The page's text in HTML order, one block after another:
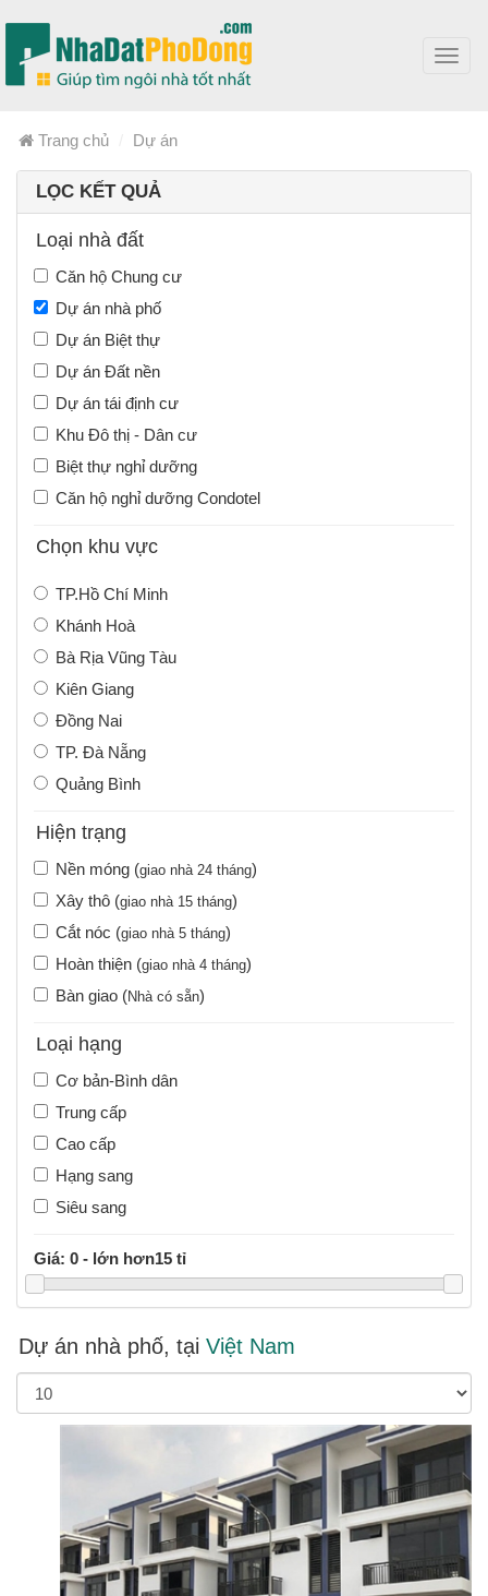
Trang chủ Dự án
LỌC KẾT QUẢ
Loại nhà đất
Căn hộ Chung cư
Dự án nhà phố
Dự án Biệt thự
Dự án Đất nền
Dự án tái định cư
Khu Đô thị - Dân cư
Biệt thự nghỉ dưỡng
Căn hộ nghỉ dưỡng Condotel
Chọn khu vực
TP.Hồ Chí Minh
Khánh Hoà
Bà Rịa Vũng Tàu
Kiên Giang
Đồng Nai
TP. Đà Nẵng
Quảng Bình
Hiện trạng
Nền móng (giao nhà 24 tháng)
Xây thô (giao nhà 15 tháng)
Cắt nóc (giao nhà 5 tháng)
Hoàn thiện (giao nhà 4 tháng)
Bàn giao (Nhà có sẵn)
Loại hạng
Cơ bản-Bình dân
Trung cấp
Cao cấp
Hạng sang
Siêu sang
Giá: 0 - lớn hơn15 tỉ
Dự án nhà phố, tại Việt Nam